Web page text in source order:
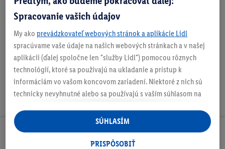
Nastaviť ako obľúbenú
Odoberaj Newsletter!
Spracovanie vašich údajov
My ako prevádzkovateľ webových stránok a aplikácie Lidl
spracúvame vaše údaje na našich webových stránkach a v našej
aplikácii (ďalej spoločne len "služby Lidl") pomocou rôznych
technológií, ktoré sa používajú na ukladanie a prístup k
informáciám vo vašom koncovom zariadení. Niektoré z nich sú
technicky nevyhnutné alebo sa používajú s vaším súhlasom na
personalizovanú reklamu v rámci služieb Lidl aj mimo nich. Ak
ste účastníkom programu Lidl Plus, na tieto účely sa spracúvajú
aj údaje z vášho nákupného správania v obchode.
PRISPÔSOBIŤ
SÚHLASÍM